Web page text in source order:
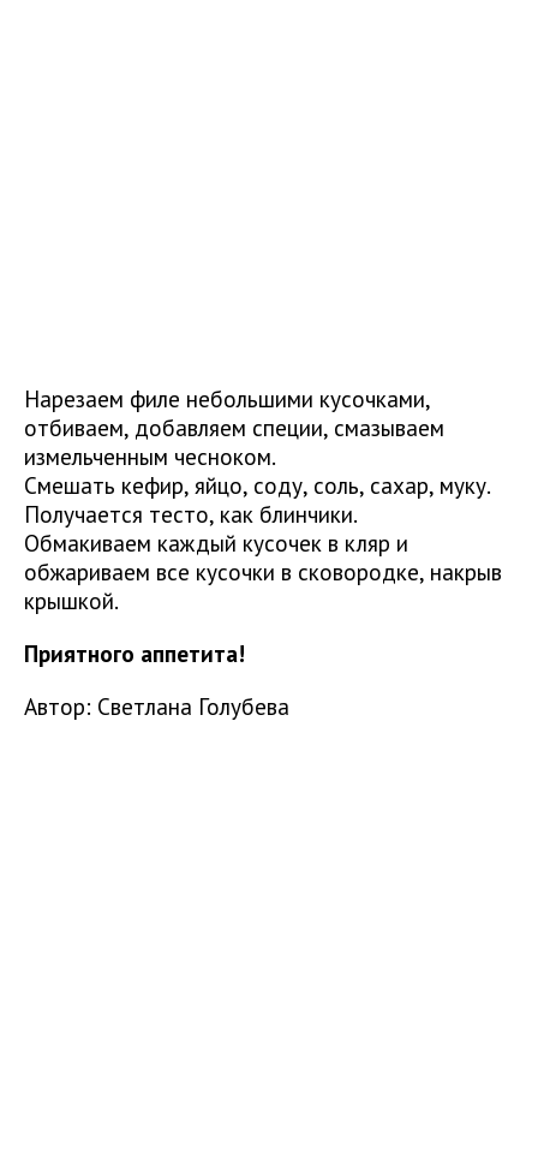
Нарезаем филе небольшими кусочками,
отбиваем, добавляем специи, смазываем
измельченным чесноком.
Смешать кефир, яйцо, соду, соль, сахар, муку.
Получается тесто, как блинчики.
Обмакиваем каждый кусочек в кляр и
обжариваем все кусочки в сковородке, накрыв
крышкой.
Приятного аппетита!
Автор: Светлана Голубева